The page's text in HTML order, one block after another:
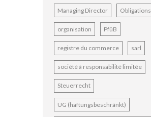
Managing Director Obligations
organisation PfüB
registre du commerce sarl
société à responsabilité limitée
Steuerrecht
UG (haftungsbeschränkt)